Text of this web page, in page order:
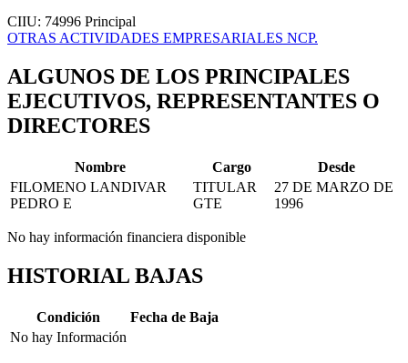
CIIU: 74996 Principal
OTRAS ACTIVIDADES EMPRESARIALES NCP.
ALGUNOS DE LOS PRINCIPALES
EJECUTIVOS, REPRESENTANTES O
DIRECTORES
Nombre Cargo
Desde
FILOMENO LANDIVAR
PEDRO E
TITULAR
GTE
27 DE MARZO DE
1996
No hay información financiera disponible
HISTORIAL BAJAS
Condición
Fecha de Baja
No hay Información